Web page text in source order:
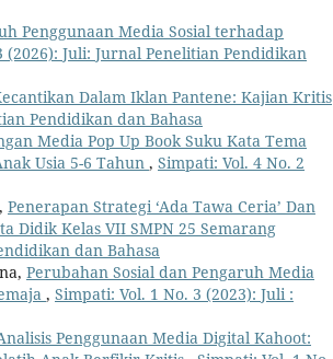
Penggunaan Media Sosial terhadap
(2026): Juli: Jurnal Penelitian Pendidikan
Dalam Iklan Pantene: Kajian Kritis
Pendidikan dan Bahasa
Media Pop Up Book Suku Kata Tema
Usia 5-6 Tahun , Simpati: Vol. 4 No. 2
Penerapan Strategi ‘Ada Tawa Ceria’ Dan
Didik Kelas VII SMPN 25 Semarang
dan Bahasa
Perubahan Sosial dan Pengaruh Media
, Simpati: Vol. 1 No. 3 (2023): Juli :
Penggunaan Media Digital Kahoot: